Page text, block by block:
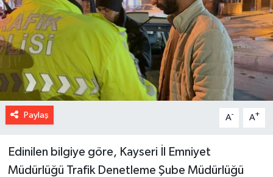
Paylaş A- A+
Edinilen bilgiye göre, Kayseri İl Emniyet
Müdürlüğü Trafik Denetleme Şube Müdürlüğü